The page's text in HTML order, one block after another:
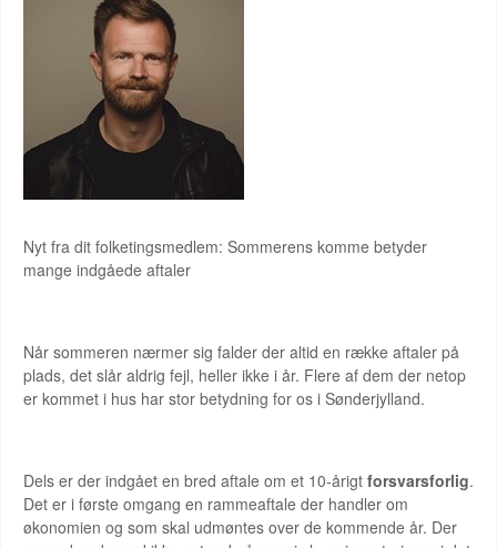
Nyt fra dit folketingsmedlem: Sommerens komme betyder
mange indgåede aftaler
Når sommeren nærmer sig falder der altid en række aftaler på
plads, det slår aldrig fejl, heller ikke i år. Flere af dem der netop
er kommet i hus har stor betydning for os i Sønderjylland.
Dels er der indgået en bred aftale om et 10-årigt forsvarsforlig.
Det er i første omgang en rammeaftale der handler om
økonomien og som skal udmøntes over de kommende år. Der